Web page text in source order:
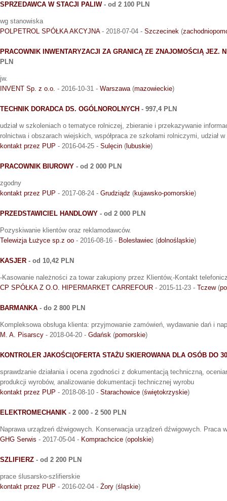
SPRZEDAWCA W STACJI PALIW- od 2 100 PLN
wg stanowiska
POLPETROL SPÓŁKA AKCYJNA- 2018-07-04 - Szczecinek (
PRACOWNIK INWENTARYZACJI ZA GRANICĄ ZE ZNAJOMOŚCIĄ JEZ.
PLN
jw.
INVENT Sp. z o.o. - 2016-10-31 - Warszawa(mazowieckie)
TECHNIK DORADCA DS. OGÓLNOROLNYCH - 997,4 PLN
udział w szkoleniach o tematyce rolniczej, zbieranie i przekazywanie
rolnictwa i obszarach wiejskich, współpraca ze szkołami rolniczymi, udział
kontakt przez PUP - 2016-04-25 - Sulęcin ( lubuskie)
PRACOWNIK BIUROWY - od 2 000 PLN
zgodny
kontakt przez PUP - 2017-08-24 - Grudziądz (kujawsko-pomorskie)
PRZEDSTAWICIEL HANDLOWY - od 2 000 PLN
Pozyskiwanie klientów oraz reklamodawców.
Telewizja Łużyce sp.z oo - 2016-08-16 - Bolesławiec (dolnośląskie)
KASJER - od 10,42 PLN
-Kasowanie należności za towar zakupiony przez Klientów,-Kontakt
CP SPÓŁKA Z O.O. HIPERMARKET CARREFOUR - 2015-11-23 - Tczew(
BARMANKA - do 2 800 PLN
Kompleksowa obsługa klienta: przyjmowanie zamówień, wydawanie dań i
M. A. Pisarscy - 2018-04-20 - Gdańsk (pomorskie)
KONTROLER JAKOŚCI(OFERTA STAŻU SKIEROWANA DLA OSÓB DO
sprawdzanie działania i ocena zgodności z dokumentacją techniczną,
produkcji wyrobów, analizowanie dokumentacji technicznej wyrobu
kontakt przez PUP - 2018-08-10 - Starachowice (świętokrzyskie)
ELEKTROMECHANIK - 2 000 - 2 500 PLN
Naprawa urządzeń dźwigowych. Konserwacja urządzeń dźwigowych. Praca
GHG Serwis - 2017-05-04 - Komprachcice (opolskie)
SZLIFIERZ - od 2 200 PLN
prace ślusarsko-szlifierskie
kontakt przez PUP - 2016-02-04 - Żory (śląskie)